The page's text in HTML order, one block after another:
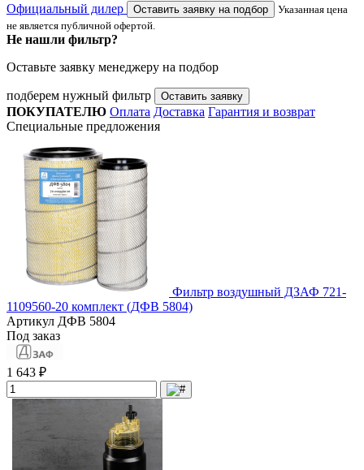
Официальный дилер Оставить заявку на подбор
Указанная цена
не является публичной офертой.
Не нашли фильтр?
Оставьте заявку менеджеру на подбор
подберем нужный фильтр Оставить заявку
ПОКУПАТЕЛЮ Оплата Доставка Гарантия и возврат
Специальные предложения
Фильтр воздушный ДЗАФ 721-
1109560-20 комплект (ДФВ 5804)
Артикул ДФВ 5804
Под заказ
1 643 ₽